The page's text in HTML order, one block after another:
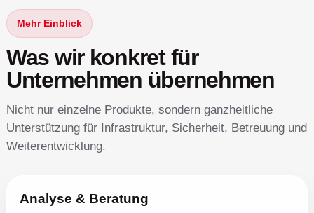
Mehr Einblick
Was wir konkret für
Unternehmen übernehmen
Nicht nur einzelne Produkte, sondern ganzheitliche
Unterstützung für Infrastruktur, Sicherheit, Betreuung und
Weiterentwicklung.
Analyse & Beratung